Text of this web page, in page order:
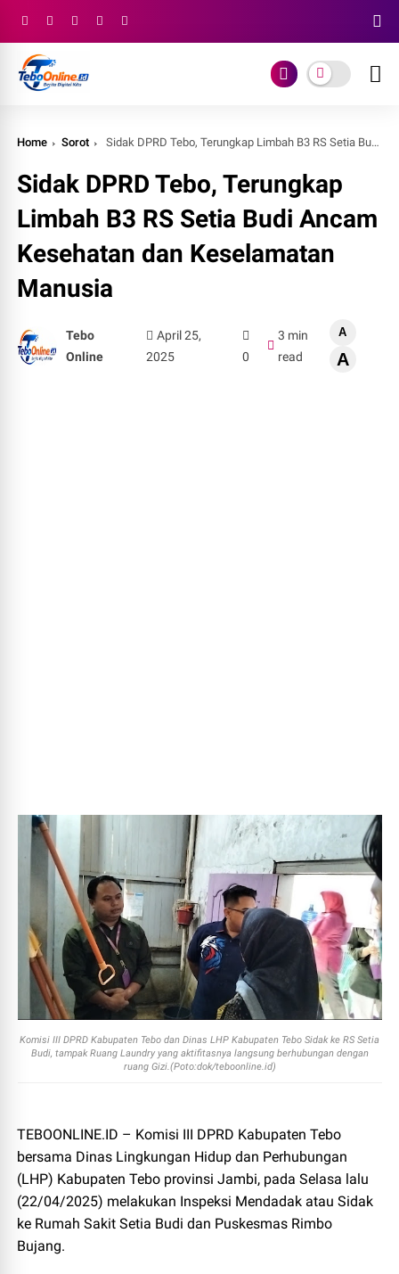
Home Sorot Sidak DPRD Tebo, Terungkap Limbah B3 RS Setia Budi Ancam Kesehatan dan Keselamatan Manusia
Sidak DPRD Tebo, Terungkap
Limbah B3 RS Setia Budi Ancam
Kesehatan dan Keselamatan
Manusia
Tebo
Online
April 25,
2025
0
3 min
read
A
A
Komisi III DPRD Kabupaten Tebo dan Dinas LHP Kabupaten Tebo Sidak ke RS Setia
Budi, tampak Ruang Laundry yang aktifitasnya langsung berhubungan dengan
ruang Gizi.(Poto:dok/teboonline.id)
TEBOONLINE.ID – Komisi III DPRD Kabupaten Tebo
bersama Dinas Lingkungan Hidup dan Perhubungan
(LHP) Kabupaten Tebo provinsi Jambi, pada Selasa lalu
(22/04/2025) melakukan Inspeksi Mendadak atau Sidak
ke Rumah Sakit Setia Budi dan Puskesmas Rimbo
Bujang.